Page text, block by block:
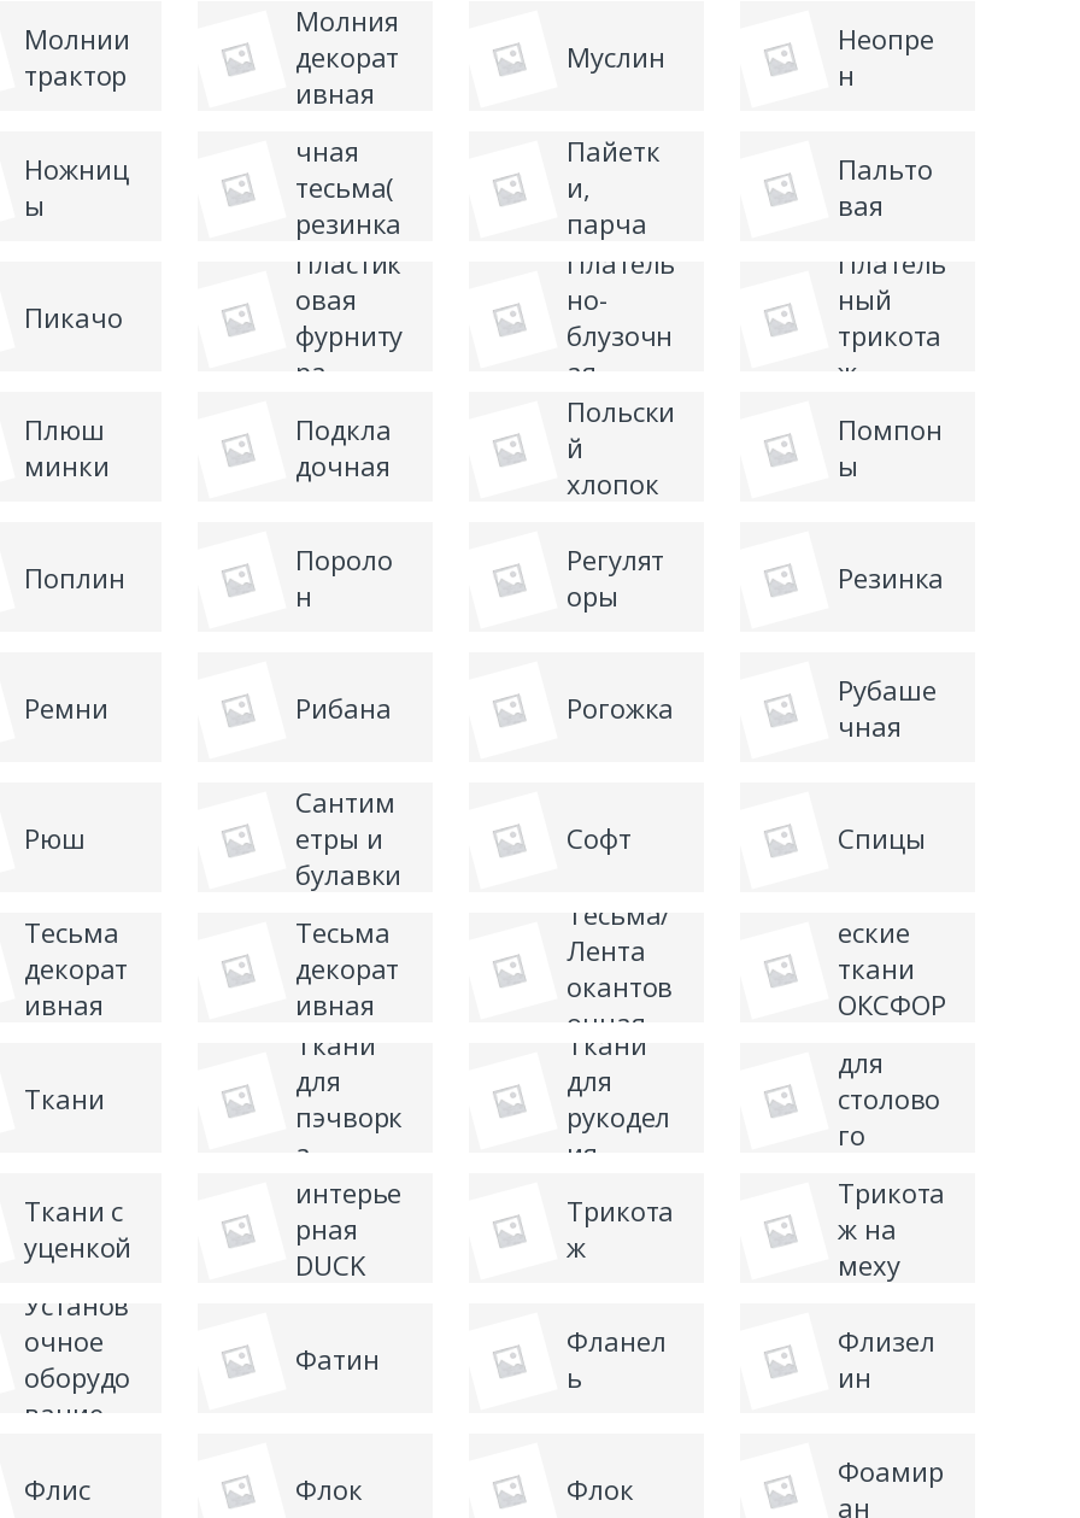
Молнии
трактор
Молния
декорат
ивная
Муслин
Неопре
н
Ножниц
ы
Отдело
чная
тесьма(
резинка
)
Пайетк
и,
парча
Пальто
вая
Пикачо
Пластик
овая
фурниту
ра
Платель
но-
блузочн
ая
Платель
ный
трикота
ж
Плюш
минки
Подкла
дочная
Польски
й
хлопок
Помпон
ы
Поплин
Пороло
н
Регулят
оры
Резинка
Ремни Рибана Рогожка
Рубаше
чная
Рюш
Сантим
етры и
булавки
Софт Спицы
Тесьма
декорат
ивная
Тесьма
декорат
ивная
Тесьма/
Лента
окантов
очная
еские
ткани
ОКСФОР
Ткани
Ткани
для
пэчворк
а
Ткани
для
рукодел
ия
Ткани
для
столово
го
Ткани с
уценкой
Ткань
интерье
рная
DUCK
Трикота
ж
Трикота
ж на
меху
Установ
очное
оборудо
вание
Фатин
Фланел
ь
Флизел
ин
Флис Флок Флок
Фоамир
ан